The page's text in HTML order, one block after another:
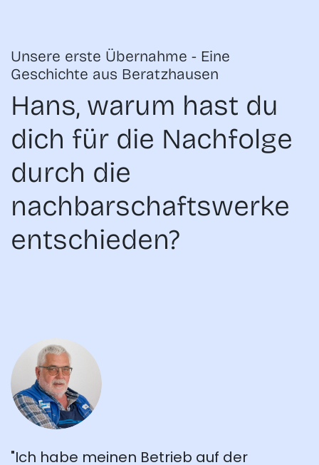
Unsere erste Übernahme - Eine
Geschichte aus Beratzhausen
Hans, warum hast du
dich für die Nachfolge
durch die
nachbarschaftswerke
entschieden?
"Ich habe meinen Betrieb auf der